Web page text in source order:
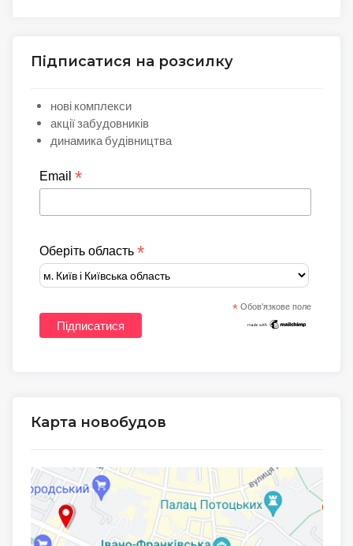
Підписатися на розсилку
нові комплекси
акції забудовників
динамика будівництва
Email *
Оберіть область *
* Обов'язкове поле
Карта новобудов